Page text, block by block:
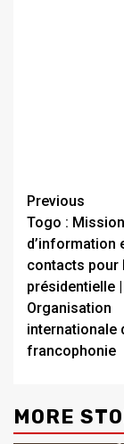
Previous
Togo : Mission
d’information
contacts pour
présidentielle |
Organisation
internationale
francophonie
MORE